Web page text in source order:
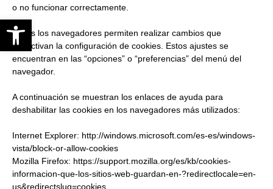
Abrir barra de herramientas
o no funcionar correctamente.
Todos los navegadores permiten realizar cambios que
desactivan la configuración de cookies. Estos ajustes se
encuentran en las “opciones” o “preferencias” del menú del
navegador.
A continuación se muestran los enlaces de ayuda para
deshabilitar las cookies en los navegadores más utilizados:
Internet Explorer: http://windows.microsoft.com/es-es/windows-
vista/block-or-allow-cookies
Mozilla Firefox: https://support.mozilla.org/es/kb/cookies-
informacion-que-los-sitios-web-guardan-en-?redirectlocale=en-
us&redirectslug=cookies